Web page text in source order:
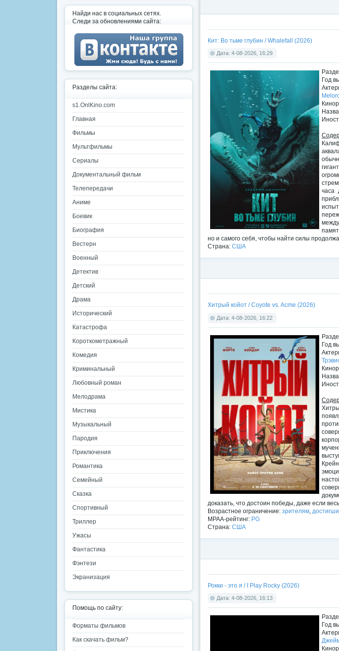
Кит: Во тьме глубин / Whalefall (2026)
Дата: 4-08-2026, 16:29
Год
часа
но и самого себя, чтобы найти силы
Страна: США
Хитрый койот / Coyote vs. Acme (2026)
Дата: 4-08-2026, 16:22
Год
доказать, что достоин победы, даже если
Возрастное ограничение: зрителям
MPAA-рейтинг: PG
Страна: США
Рокки - это я / I Play Rocky (2026)
Дата: 4-08-2026, 16:13
Год
Найди нас в социальных сетях.
Следи за обновлениями сайта:
Разделы сайта:
s1.OnlKino.com
Главная
Фильмы
Мультфильмы
Сериалы
Документальный фильм
Телепередачи
Аниме
Боевик
Биография
Вестерн
Военный
Детектив
Детский
Драма
Исторический
Катастрофа
Короткометражный
Комедия
Криминальный
Любовный роман
Мелодрама
Мистика
Музыкальный
Пародия
Приключения
Романтика
Семейный
Сказка
Спортивный
Триллер
Ужасы
Фантастика
Фэнтези
Экранизация
Помощь по сайту:
Форматы фильмов
Как скачать фильм?